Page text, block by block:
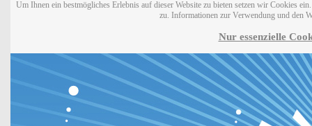
Um Ihnen ein bestmögliches Erlebnis auf dieser Website zu bieten setzen wir Cookies
zu. Informationen zur Verwendung und den
Nur essenzielle